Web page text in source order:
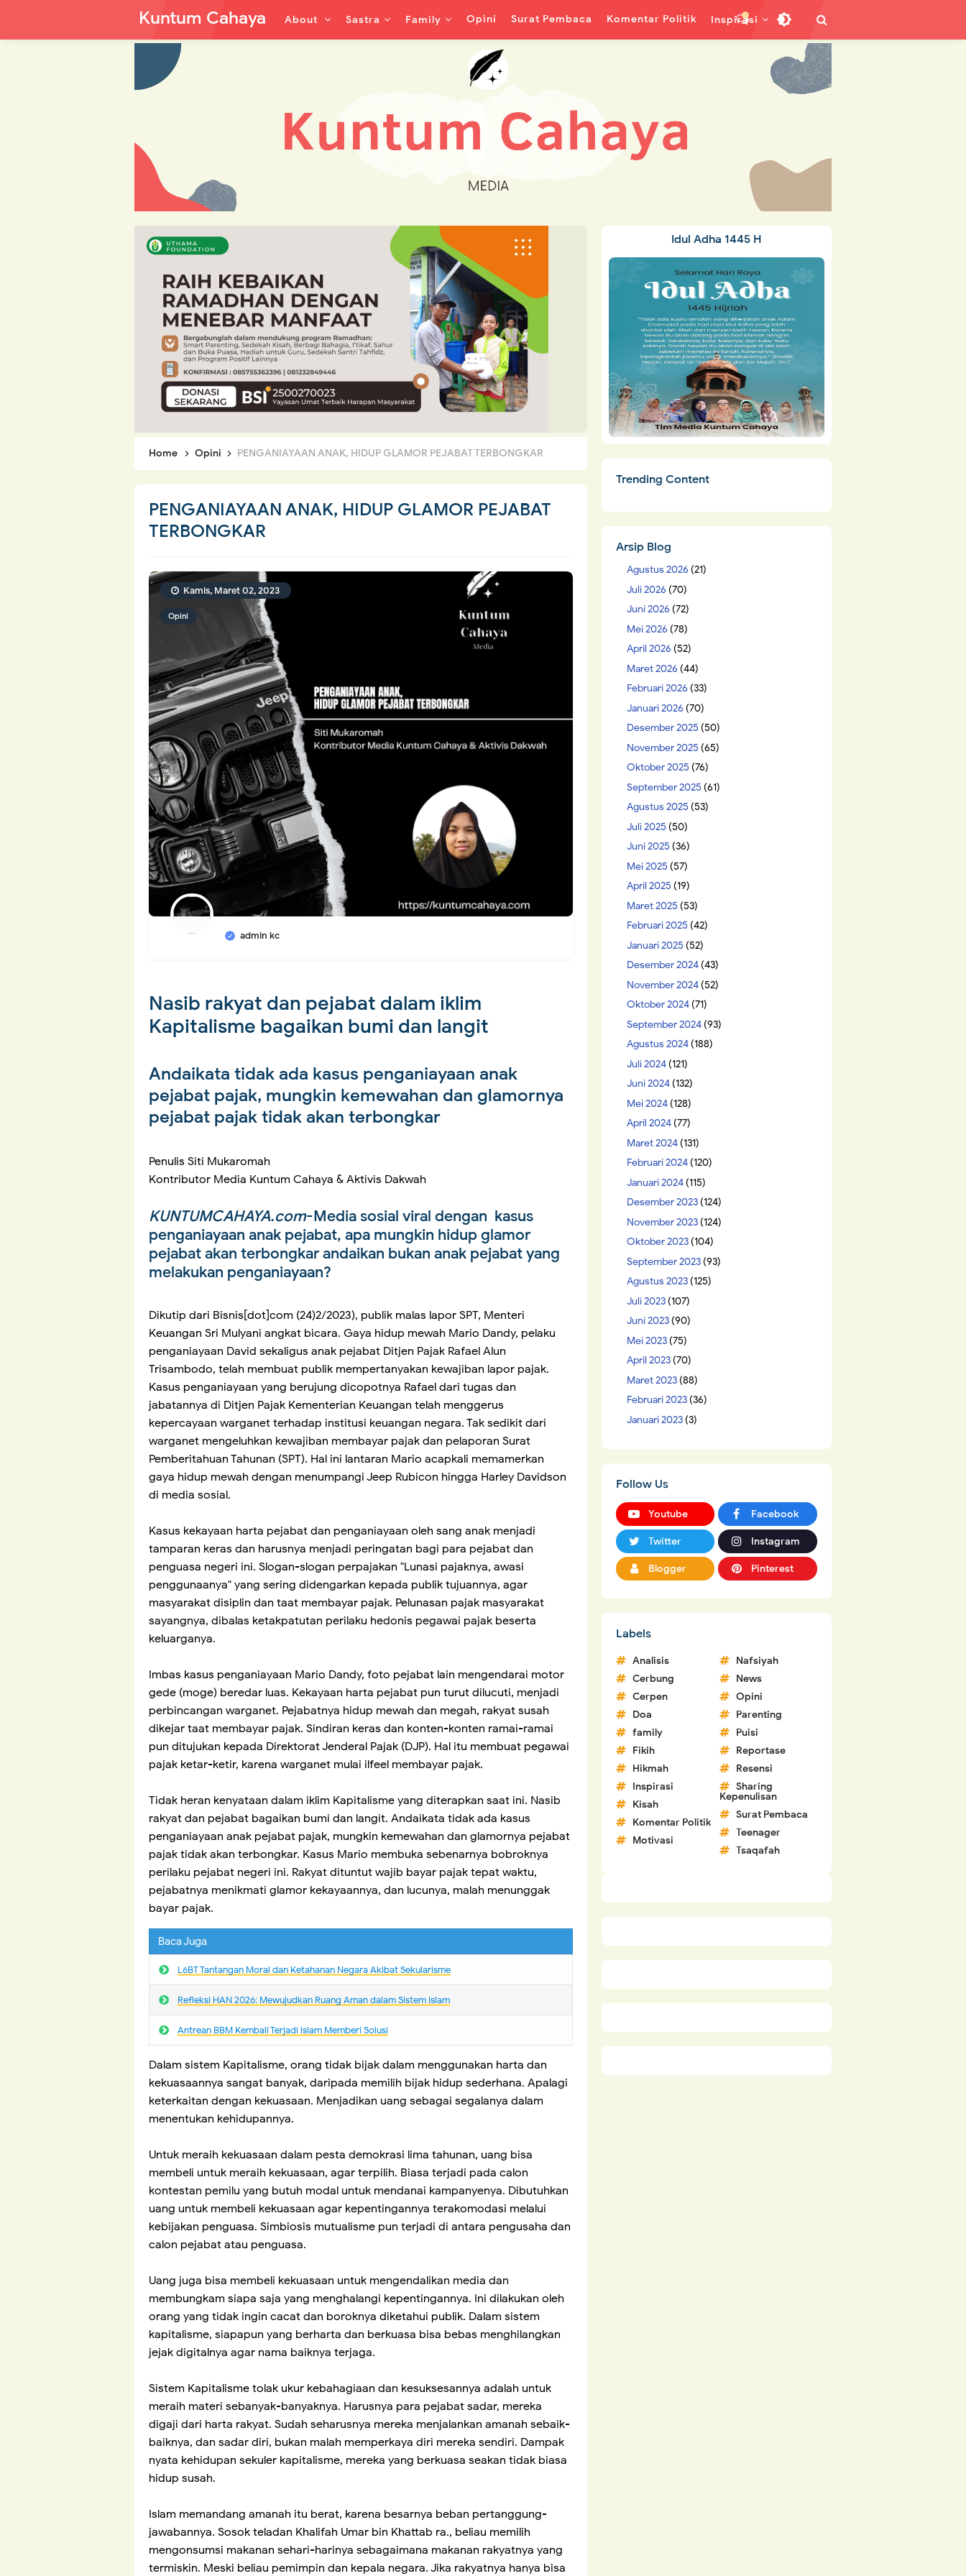
Kuntum Cahaya About Sastra Family Opini Surat Pembaca Komentar Politik Inspirasi
Home Opini PENGANIAYAAN ANAK, HIDUP GLAMOR PEJABAT TERBONGKAR
PENGANIAYAAN ANAK, HIDUP GLAMOR PEJABAT
TERBONGKAR
Opini
admin kc
Kamis, Maret 02, 2023
Nasib rakyat dan pejabat dalam iklim
Kapitalisme bagaikan bumi dan langit
Andaikata tidak ada kasus penganiayaan anak
pejabat pajak, mungkin kemewahan dan glamornya
pejabat pajak tidak akan terbongkar
Penulis Siti Mukaromah
Kontributor Media Kuntum Cahaya & Aktivis Dakwah
KUNTUMCAHAYA.com-Media sosial viral dengan kasus
penganiayaan anak pejabat, apa mungkin hidup glamor
pejabat akan terbongkar andaikan bukan anak pejabat yang
melakukan penganiayaan?
Dikutip dari Bisnis[dot]com (24)2/2023), publik malas lapor SPT, Menteri
Keuangan Sri Mulyani angkat bicara. Gaya hidup mewah Mario Dandy, pelaku
penganiayaan David sekaligus anak pejabat Ditjen Pajak Rafael Alun
Trisambodo, telah membuat publik mempertanyakan kewajiban lapor pajak.
Kasus penganiayaan yang berujung dicopotnya Rafael dari tugas dan
jabatannya di Ditjen Pajak Kementerian Keuangan telah menggerus
kepercayaan warganet terhadap institusi keuangan negara. Tak sedikit dari
warganet mengeluhkan kewajiban membayar pajak dan pelaporan Surat
Pemberitahuan Tahunan (SPT). Hal ini lantaran Mario acapkali memamerkan
gaya hidup mewah dengan menumpangi Jeep Rubicon hingga Harley Davidson
di media sosial.
Kasus kekayaan harta pejabat dan penganiayaan oleh sang anak menjadi
tamparan keras dan harusnya menjadi peringatan bagi para pejabat dan
penguasa negeri ini. Slogan-slogan perpajakan "Lunasi pajaknya, awasi
penggunaanya" yang sering didengarkan kepada publik tujuannya, agar
masyarakat disiplin dan taat membayar pajak. Pelunasan pajak masyarakat
sayangnya, dibalas ketakpatutan perilaku hedonis pegawai pajak beserta
keluarganya.
Imbas kasus penganiayaan Mario Dandy, foto pejabat lain mengendarai motor
gede (moge) beredar luas. Kekayaan harta pejabat pun turut dilucuti, menjadi
perbincangan warganet. Pejabatnya hidup mewah dan megah, rakyat susah
dikejar taat membayar pajak. Sindiran keras dan konten-konten ramai-ramai
pun ditujukan kepada Direktorat Jenderal Pajak (DJP). Hal itu membuat pegawai
pajak ketar-ketir, karena warganet mulai ilfeel membayar pajak.
Tidak heran kenyataan dalam iklim Kapitalisme yang diterapkan saat ini. Nasib
rakyat dan pejabat bagaikan bumi dan langit. Andaikata tidak ada kasus
penganiayaan anak pejabat pajak, mungkin kemewahan dan glamornya pejabat
pajak tidak akan terbongkar. Kasus Mario membuka sebenarnya bobroknya
perilaku pejabat negeri ini. Rakyat dituntut wajib bayar pajak tepat waktu,
pejabatnya menikmati glamor kekayaannya, dan lucunya, malah menunggak
bayar pajak.
Baca Juga
L6BT Tantangan Moral dan Ketahanan Negara Akibat Sekularisme
Refleksi HAN 2026: Mewujudkan Ruang Aman dalam Sistem Islam
Antrean BBM Kembali Terjadi lslam Memberi Solusi
Dalam sistem Kapitalisme, orang tidak bijak dalam menggunakan harta dan
kekuasaannya sangat banyak, daripada memilih bijak hidup sederhana. Apalagi
keterkaitan dengan kekuasaan. Menjadikan uang sebagai segalanya dalam
menentukan kehidupannya.
Untuk meraih kekuasaan dalam pesta demokrasi lima tahunan, uang bisa
membeli untuk meraih kekuasaan, agar terpilih. Biasa terjadi pada calon
kontestan pemilu yang butuh modal untuk mendanai kampanyenya. Dibutuhkan
uang untuk membeli kekuasaan agar kepentingannya terakomodasi melalui
kebijakan penguasa. Simbiosis mutualisme pun terjadi di antara pengusaha dan
calon pejabat atau penguasa.
Uang juga bisa membeli kekuasaan untuk mengendalikan media dan
membungkam siapa saja yang menghalangi kepentingannya. Ini dilakukan oleh
orang yang tidak ingin cacat dan boroknya diketahui publik. Dalam sistem
kapitalisme, siapapun yang berharta dan berkuasa bisa bebas menghilangkan
jejak digitalnya agar nama baiknya terjaga.
Sistem Kapitalisme tolak ukur kebahagiaan dan kesuksesannya adalah untuk
meraih materi sebanyak-banyaknya. Harusnya para pejabat sadar, mereka
digaji dari harta rakyat. Sudah seharusnya mereka menjalankan amanah sebaik-
baiknya, dan sadar diri, bukan malah memperkaya diri mereka sendiri. Dampak
nyata kehidupan sekuler kapitalisme, mereka yang berkuasa seakan tidak biasa
hidup susah.
Islam memandang amanah itu berat, karena besarnya beban pertanggung-
jawabannya. Sosok teladan Khalifah Umar bin Khattab ra., beliau memilih
mengonsumsi makanan sehari-harinya sebagaimana makanan rakyatnya yang
termiskin. Meski beliau pemimpin dan kepala negara. Jika rakyatnya hanya bisa
Idul Adha 1445 H
Trending Content
Arsip Blog
Agustus 2026 (21)
Juli 2026 (70)
Juni 2026 (72)
Mei 2026 (78)
April 2026 (52)
Maret 2026 (44)
Februari 2026 (33)
Januari 2026 (70)
Desember 2025 (50)
November 2025 (65)
Oktober 2025 (76)
September 2025 (61)
Agustus 2025 (53)
Juli 2025 (50)
Juni 2025 (36)
Mei 2025 (57)
April 2025 (19)
Maret 2025 (53)
Februari 2025 (42)
Januari 2025 (52)
Desember 2024(43)
November 2024(52)
Oktober 2024(71)
September 2024(93)
Agustus 2024(188)
Juli 2024(121)
Juni 2024(132)
Mei 2024(128)
April 2024(77)
Maret 2024(131)
Februari 2024(120)
Januari 2024(115)
Desember 2023(124)
November 2023(124)
Oktober 2023(104)
September 2023(93)
Agustus 2023(125)
Juli 2023(107)
Juni 2023(90)
Mei 2023(75)
April 2023(70)
Maret 2023(88)
Februari 2023(36)
Januari 2023(3)
Follow Us
Youtube Facebook
Twitter Instagram
Blogger Pinterest
Labels
Analisis
Cerbung
Cerpen
Doa
family
Fikih
Hikmah
Inspirasi
Kisah
Komentar Politik
Motivasi
Nafsiyah
News
Opini
Parenting
Puisi
Reportase
Resensi
Sharing
Kepenulisan
Surat Pembaca
Teenager
Tsaqafah